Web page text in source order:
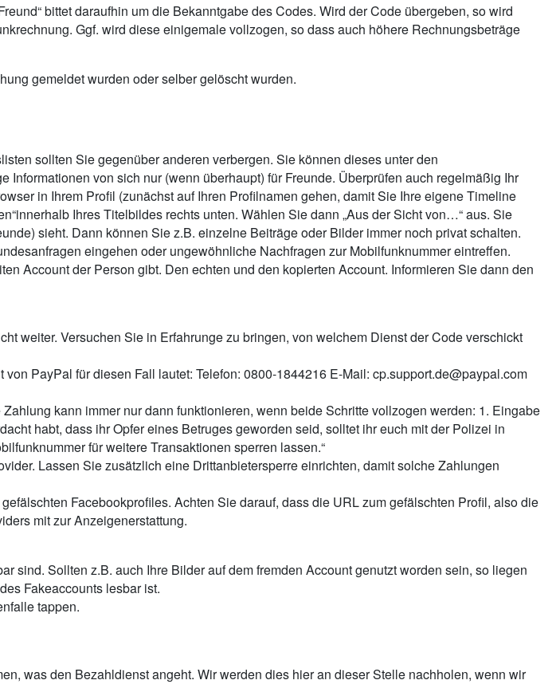
bittet daraufhin um die Bekanntgabe des Codes. Wird der Code übergeben, so wird
Ggf. wird diese einigemale vollzogen, so dass auch höhere Rechnungsbeträge
gemeldet wurden oder selber gelöscht wurden.
sollten Sie gegenüber anderen verbergen. Sie können dieses unter den
von sich nur (wenn überhaupt) für Freunde. Überprüfen auch regelmäßig Ihr
in Ihrem Profil (zunächst auf Ihren Profilnamen gehen, damit Sie Ihre eigene Timeline
Ihres Titelbildes rechts unten. Wählen Sie dann „Aus der Sicht von…“ aus. Sie
sieht. Dann können Sie z.B. einzelne Beiträge oder Bilder immer noch privat schalten.
eingehen oder ungewöhnliche Nachfragen zur Mobilfunknummer eintreffen.
Account der Person gibt. Den echten und den kopierten Account. Informieren Sie dann den
weiter. Versuchen Sie in Erfahrunge zu bringen, von welchem Dienst der Code verschickt
PayPal für diesen Fall lautet: Telefon: 0800-1844216 E-Mail: cp.support.de@paypal.com
kann immer nur dann funktionieren, wenn beide Schritte vollzogen werden: 1. Eingabe
habt, dass ihr Opfer eines Betruges geworden seid, solltet ihr euch mit der Polizei in
für weitere Transaktionen sperren lassen.“
Lassen Sie zusätzlich eine Drittanbietersperre einrichten, damit solche Zahlungen
Facebookprofiles. Achten Sie darauf, dass die URL zum gefälschten Profil, also die
mit zur Anzeigenerstattung.
sind. Sollten z.B. auch Ihre Bilder auf dem fremden Account genutzt worden sein, so liegen
Fakeaccounts lesbar ist.
tappen.
was den Bezahldienst angeht. Wir werden dies hier an dieser Stelle nachholen, wenn wir